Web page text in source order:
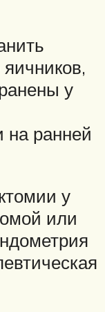
у
на ранней
у
или